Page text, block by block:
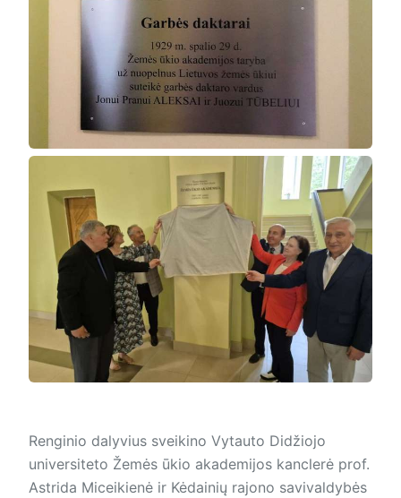
Renginio dalyvius sveikino Vytauto Didžiojo
universiteto Žemės ūkio akademijos kanclerė prof.
Astrida Miceikienė ir Kėdainių rajono savivaldybės